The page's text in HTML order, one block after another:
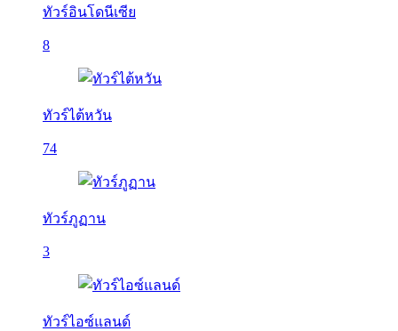
ทัวร์อินโดนีเซีย
8
ทัวร์ไต้หวัน
74
ทัวร์ภูฏาน
3
ทัวร์ไอซ์แลนด์